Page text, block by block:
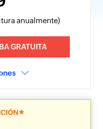
anualmente)
GRATUITA
*